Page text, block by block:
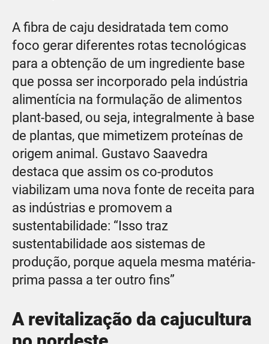
A fibra de caju desidratada tem como
foco gerar diferentes rotas tecnológicas
para a obtenção de um ingrediente base
que possa ser incorporado pela indústria
alimentícia na formulação de alimentos
plant-based, ou seja, integralmente à base
de plantas, que mimetizem proteínas de
origem animal. Gustavo Saavedra
destaca que assim os co-produtos
viabilizam uma nova fonte de receita para
as indústrias e promovem a
sustentabilidade: “Isso traz
sustentabilidade aos sistemas de
produção, porque aquela mesma matéria-
prima passa a ter outro fins”
A revitalização da cajucultura